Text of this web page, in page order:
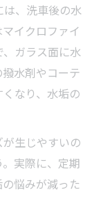
、洗車後の水
イクロファイ
ガラス面に水
水剤やコーテ
なり、水垢の
生じやすいの
実際に、定期
悩みが減った